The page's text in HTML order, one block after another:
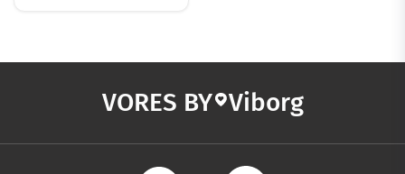
VORES BY Viborg